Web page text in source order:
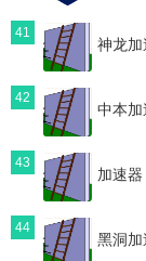
41
神龙
42
中本加
43
加速器
44
黑洞加